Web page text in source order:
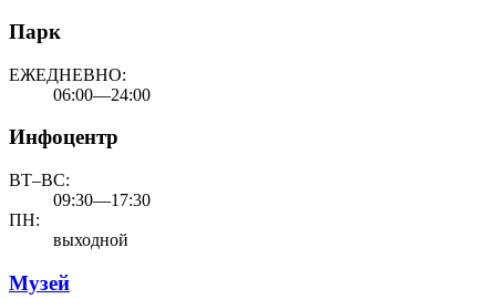
Парк
ЕЖЕДНЕВНО:
06:00—24:00
Инфоцентр
ВТ–ВС:
09:30—17:30
ПН:
выходной
Музей